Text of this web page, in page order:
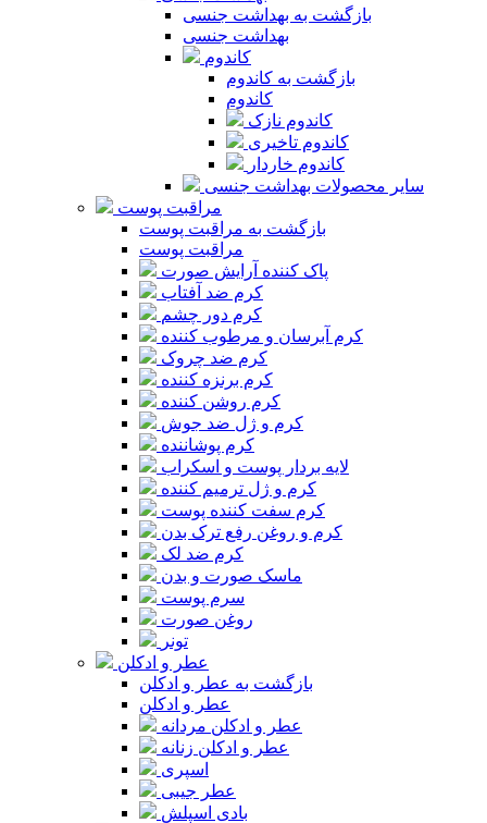
بازگشت به بهداشت جنسی
بهداشت جنسی
کاندوم
بازگشت به کاندوم
کاندوم
کاندوم نازک
کاندوم تاخیری
کاندوم خاردار
سایر محصولات بهداشت جنسی
مراقبت پوست
بازگشت به مراقبت پوست
مراقبت پوست
پاک کننده آرایش صورت
کرم ضد آفتاب
کرم دور چشم
کرم آبرسان و مرطوب کننده
کرم ضد چروک
کرم برنزه کننده
کرم روشن کننده
کرم و ژل ضد جوش
کرم پوشاننده
لایه بردار پوست و اسکراب
کرم و ژل ترمیم کننده
کرم سفت کننده پوست
کرم و روغن رفع ترک بدن
کرم ضد لک
ماسک صورت و بدن
سرم پوست
روغن صورت
تونر
عطر و ادکلن
بازگشت به عطر و ادکلن
عطر و ادکلن
عطر و ادکلن مردانه
عطر و ادکلن زنانه
اسپری
عطر جیبی
بادی اسپلش